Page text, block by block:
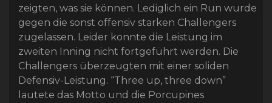
zeigten, was sie können. Lediglich ein Run wurde
gegen die sonst offensiv starken Challengers
zugelassen. Leider konnte die Leistung im
zweiten Inning nicht fortgeführt werden. Die
Challengers überzeugten mit einer soliden
Defensiv-Leistung. “Three up, three down”
lautete das Motto und die Porcupines